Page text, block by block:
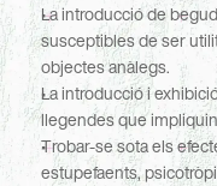
La introducció de
susceptibles de ser
objectes anàlegs.
La introducció i
llegendes que
Trobar-se sota els
estupefaents,